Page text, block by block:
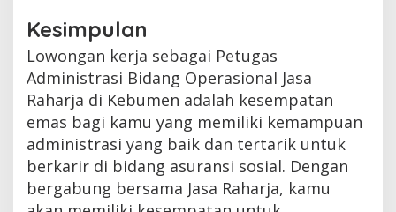
Kesimpulan
Lowongan kerja sebagai Petugas
Administrasi Bidang Operasional Jasa
Raharja di Kebumen adalah kesempatan
emas bagi kamu yang memiliki kemampuan
administrasi yang baik dan tertarik untuk
berkarir di bidang asuransi sosial. Dengan
bergabung bersama Jasa Raharja, kamu